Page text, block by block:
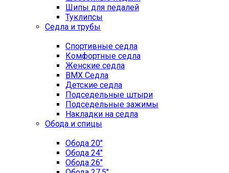
Шипы для педалей
Туклипсы
Седла и трубы
Спортивные седла
Комфортные седла
Женские седла
BMX Седла
Детские седла
Подседельные штыри
Подседельные зажимы
Накладки на седла
Обода и спицы
Обода 20"
Обода 24"
Обода 26"